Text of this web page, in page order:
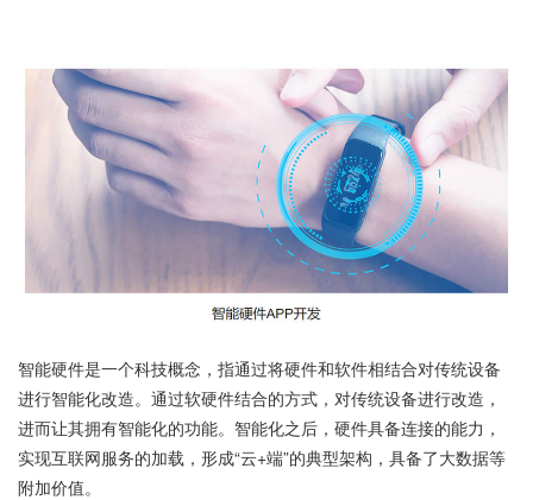
智能硬件是一个科技概念，指通过将硬件和软件相结合对传统设备
进行智能化改造。通过软硬件结合的方式，对传统设备进行改造，
进而让其拥有智能化的功能。智能化之后，硬件具备连接的能力，
实现互联网服务的加载，形成“云+端”的典型架构，具备了大数据等
附加价值。